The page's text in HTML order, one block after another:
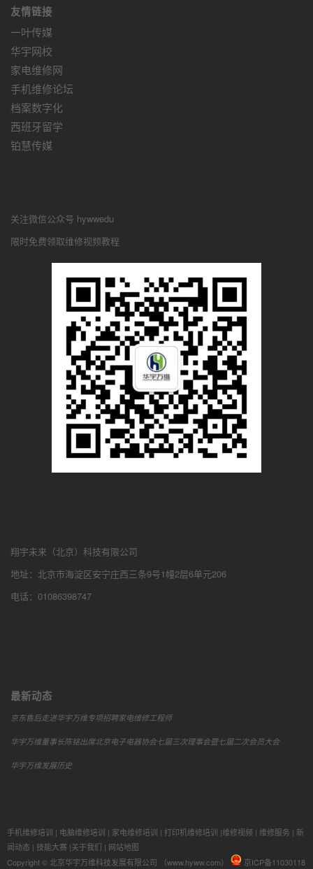
友情链接
一叶传媒
华宇网校
家电维修网
手机维修论坛
档案数字化
西班牙留学
铂慧传媒
关注微信公众号 hywwedu
限时免费领取维修视频教程
翔宇未来（北京）科技有限公司
地址：北京市海淀区安宁庄西三条9号1幢2层6单元206
电话：01086398747
最新动态
京东售后走进华宇万维专项招聘家电维修工程师
华宇万维董事长陈铭出席北京电子电器协会七届三次理事会暨七届二次会员大会
华宇万维发展历史
手机维修培训 | 电脑维修培训 | 家电维修培训 | 打印机维修培训 |维修视频 | 维修服务 | 新
闻动态 | 技能大赛 |关于我们 | 网站地图
Copyright © 北京华宇万维科技发展有限公司 （www.hyww.com）
京ICP备11030118